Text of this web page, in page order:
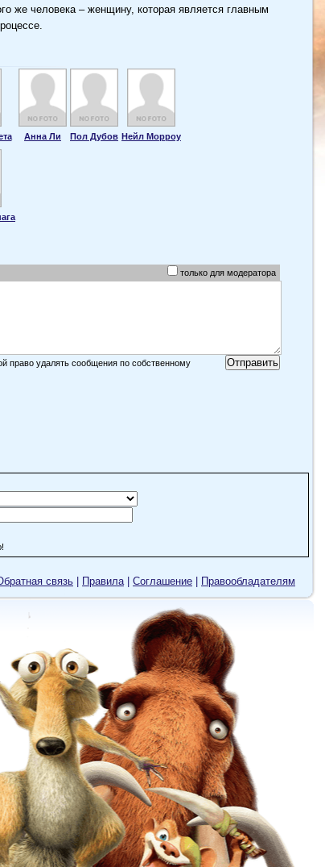
же человека – женщину, которая является главным
Анна Ли Пол Дубов Нейл Морроу
только для модератора
право удалять сообщения по собственному
связь Правила| Cоглашение Правообладателям